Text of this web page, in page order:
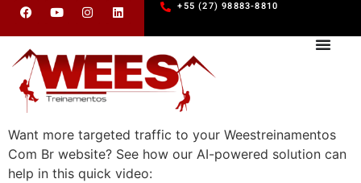
+55 (27) 98883-8810
Want more targeted traffic to your Weestreinamentos
Com Br website? See how our AI-powered solution can
help in this quick video: